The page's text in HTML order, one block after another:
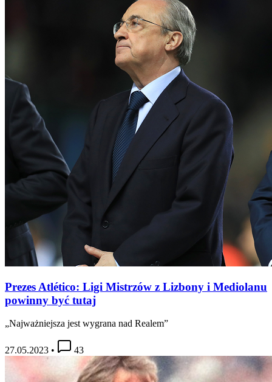
Prezes Atlético: Ligi Mistrzów z Lizbony i Mediolanu
powinny być tutaj
„Najważniejsza jest wygrana nad Realem”
27.05.2023 • 43